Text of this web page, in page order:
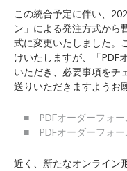
この統合予定に伴い、
ン」による発注方式から
式に変更いたしました。
けいたしますが、「PDF
いただき、必要事項をチ
送りいただきますようお
■ PDFオーダーフォー
■ PDFオーダーフォー
近く、新たなオンライン